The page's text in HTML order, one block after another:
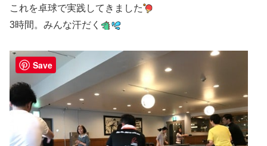
これを卓球で実践してきました
3時間。みんな汗だく
Save